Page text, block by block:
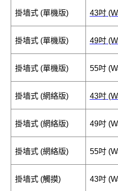
掛墙式(單機版) 43吋
掛墙式(單機版) 49吋
掛墙式(單機版) 55吋
掛墙式(網絡版) 43吋
掛墙式(網絡版) 49吋
掛墙式(網絡版) 55吋
掛墙式(觸摸) 43吋